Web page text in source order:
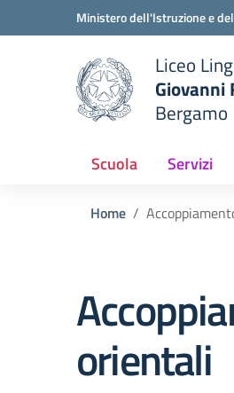
Vai ai contenuti
Vai al menu di navigazione
Ministero dell'Istruzione e
scuola
Liceo
Giovanni
Bergamo
Scuola Servizi
Home
orientali